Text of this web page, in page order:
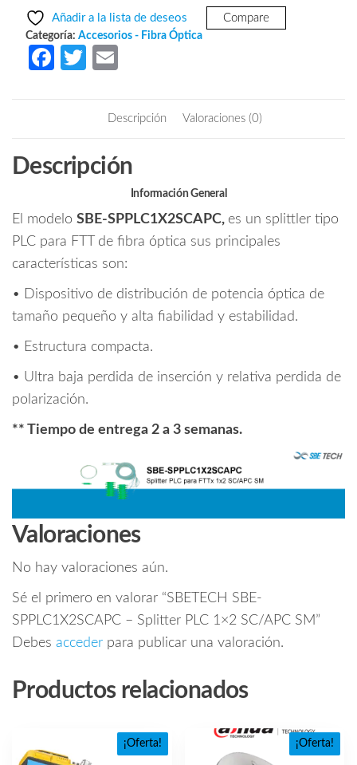
$2,641.32.$1,756.61.
Splitter
PLC
Añadir a la lista de deseos Compare
Categoría: Accesorios - Fibra Óptica
Fa
o
T
itt
ail
Descripción Valoraciones (0)
Descripción
Información General
El modelo SBE-SPPLC1X2SCAPC, es un splittler tipo
PLC para FTT de fibra óptica sus principales
características son:
• Dispositivo de distribución de potencia óptica de
tamaño pequeño y alta fiabilidad y estabilidad.
• Estructura compacta.
• Ultra baja perdida de inserción y relativa perdida de
polarización.
** Tiempo de entrega 2 a 3 semanas.
Valoraciones
No hay valoraciones aún.
Sé el primero en valorar “SBETECH SBE-
SPPLC1X2SCAPC – Splitter PLC 1×2 SC/APC SM”
Debes acceder para publicar una valoración.
Productos relacionados
¡Oferta! ¡Oferta!